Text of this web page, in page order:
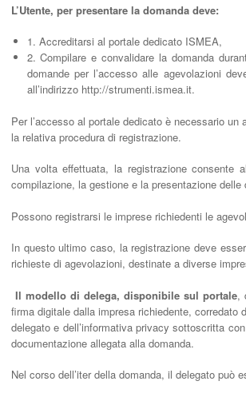
L’Utente, per presentare la domanda deve:
1. Accreditarsi al portale dedicato ISMEA,
2. Compilare e convalidare la domanda
domande per l’accesso alle agevolazioni
all’indirizzo http://strumenti.ismea.it.
Per l’accesso al portale dedicato è necessario
la relativa procedura di registrazione.
Una volta effettuata, la registrazione consente
compilazione, la gestione e la presentazione delle
Possono registrarsi le imprese richiedenti le
In questo ultimo caso, la registrazione deve
richieste di agevolazioni, destinate a diverse
Il modello di delega, disponibile sul portale,
firma digitale dalla impresa richiedente,
delegato e dell’informativa privacy sottoscritta
documentazione allegata alla domanda.
Nel corso dell’iter della domanda, il delegato può